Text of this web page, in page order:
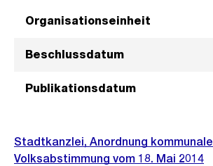
Organisationseinheit
Beschlussdatum
Publikationsdatum
Stadtkanzlei, Anordnung kommunale
Volksabstimmung vom 18. Mai 2014